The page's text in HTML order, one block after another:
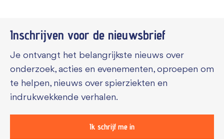
Inschrijven voor de nieuwsbrief
Je ontvangt het belangrijkste nieuws over
onderzoek, acties en evenementen, oproepen om
te helpen, nieuws over spierziekten en
indrukwekkende verhalen.
Ik schrijf me in